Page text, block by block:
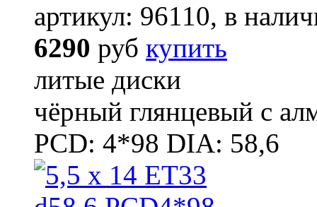
артикул: 96110, в
6290 руб купить
литые диски
чёрный глянцевый с
PCD: 4*98 DIA: 58,6